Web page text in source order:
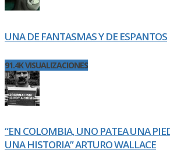
UNA DE FANTASMAS Y DE ESPANTOS
91.4K VISUALIZACIONES
“EN COLOMBIA, UNO PATEA UNA
UNA HISTORIA” ARTURO WALLACE